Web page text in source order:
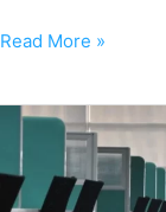
Read More »
Quel
avenir
pour
les